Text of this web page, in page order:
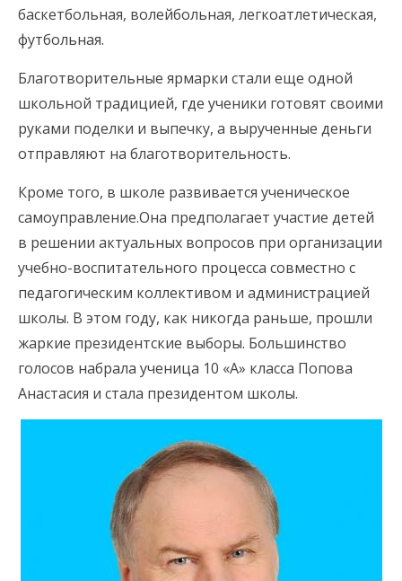
баскетбольная, волейбольная, легкоатлетическая,
футбольная.
Благотворительные ярмарки стали еще одной
школьной традицией, где ученики готовят своими
руками поделки и выпечку, а вырученные деньги
отправляют на благотворительность.
Кроме того, в школе развивается ученическое
самоуправление.Она предполагает участие детей
в решении актуальных вопросов при организации
учебно-воспитательного процесса совместно с
педагогическим коллективом и администрацией
школы. В этом году, как никогда раньше, прошли
жаркие президентские выборы. Большинство
голосов набрала ученица 10 «А» класса Попова
Анастасия и стала президентом школы.